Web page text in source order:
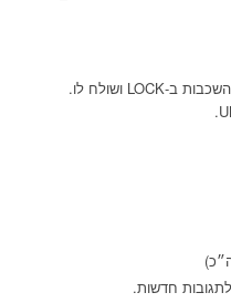
אם PDF לא אפשרי הייתי נועל את כל השכבות ב-LOCK ושולח לו.
חדשות.